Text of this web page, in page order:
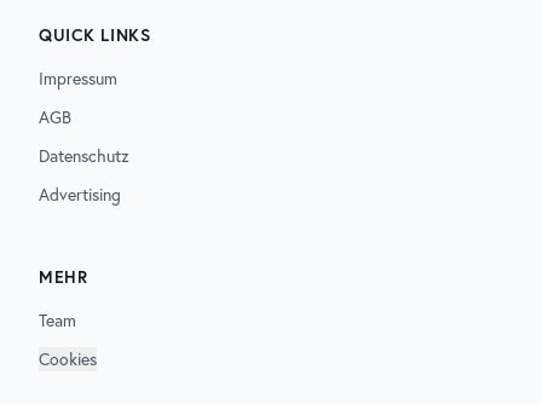
QUICK LINKS
Impressum
AGB
Datenschutz
Advertising
MEHR
Team
Cookies